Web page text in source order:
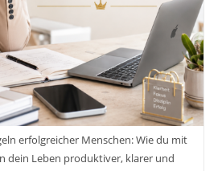
erfolgreicher Menschen: Wie du mit
dein Leben produktiver, klarer und